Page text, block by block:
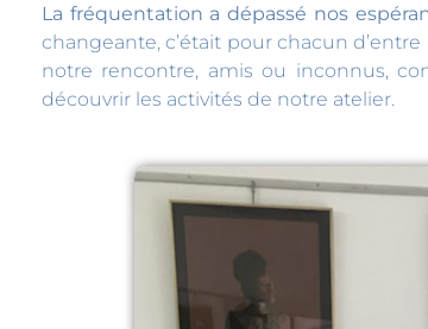
La fréquentation a dépassé nos
changeante, c’était pour chacun
notre rencontre, amis ou inconnus,
découvrir les activités de notre atelier.